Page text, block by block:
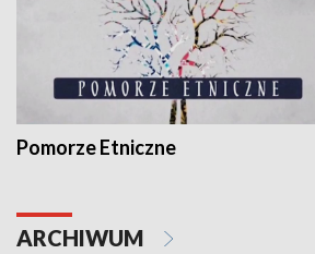
Pomorze Etniczne
ARCHIWUM